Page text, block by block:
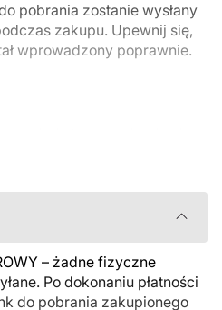
pobrania zostanie wysłany
zakupu. Upewnij się,
wprowadzony poprawnie.
po ich pobraniu. Zalecamy
problemy z zamówieniem,
– żadne fizyczne
Po dokonaniu płatności
do pobrania zakupionego